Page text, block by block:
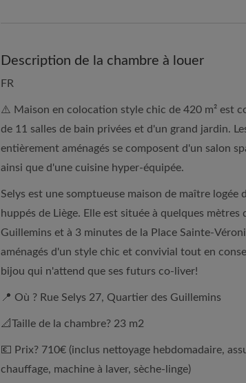
Description de la chambre à louer
FR
⚠️ Maison en colocation style chic de 420 m² est
de 11 salles de bain privées et d'un grand jardin.
entièrement aménagés se composent d'un salon
ainsi que d'une cuisine hyper-équipée.
Selys est une somptueuse maison de maître logée
huppés de Liège. Elle est située à quelques mètres
Guillemins et à 3 minutes de la Place Sainte-
aménagés d'un style chic et convivial tout en
bijou qui n'attend que ses futurs co-liver!
📍 Où ? Rue Selys 27, Quartier des Guillemins
📐Taille de la chambre? 23 m2
💶 Prix? 710€ (inclus nettoyage hebdomadaire,
chauffage, machine à laver, sèche-linge)